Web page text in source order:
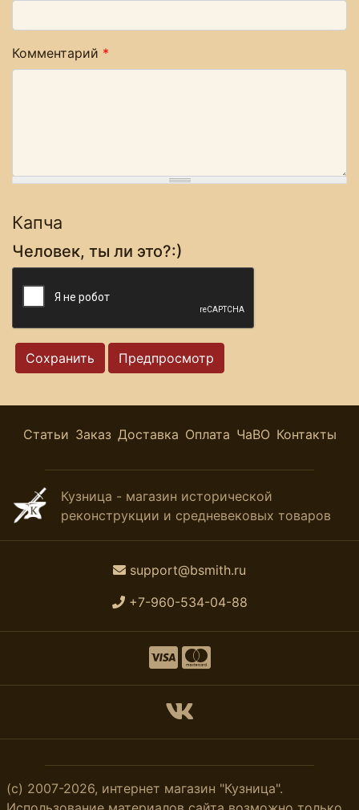
Комментарий *
Капча
Человек, ты ли это?:)
Статьи Заказ Доставка Оплата ЧаВО Контакты
Кузница - магазин исторической
реконструкции и средневековых товаров
support@bsmith.ru
+7-960-534-04-88
(с) 2007-2026, интернет магазин "Кузница".